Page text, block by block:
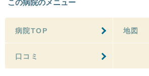
この病院のメニュー
病院TOP 地図
口コミ